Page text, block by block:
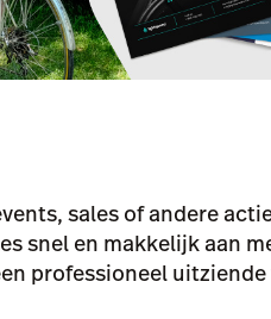
sales of andere
snel en makkelijk aan
professioneel